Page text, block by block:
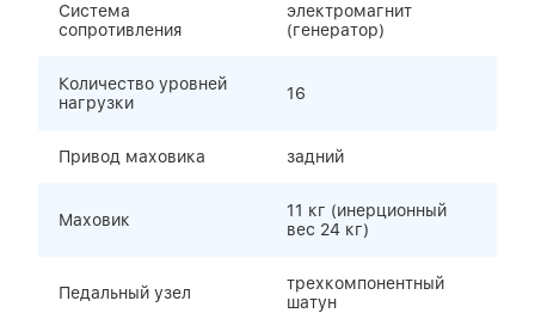
Система
сопротивления
электромагнит
(генератор)
Количество уровней
нагрузки
16
Привод маховика задний
Маховик
11 кг (инерционный
вес 24 кг)
Педальный узел
трехкомпонентный
шатун